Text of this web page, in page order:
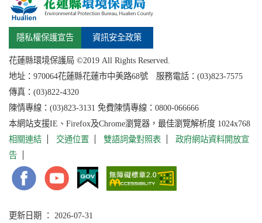
隱私權保護宣告 資訊安全政策
花蓮縣環境保護局 ©2019 All Rights Reserved.
地址： 970064花蓮縣花蓮市中美路68號 服務電話：(03)823-7575
傳真：(03)822-4320
陳情專線：(03)823-3131 免費陳情專線：0800-066666
本網站支援IE、Firefox及Chrome瀏覽器，最佳瀏覽解析度 1024x768
相關連結
交通位置 雙語詞彙對照表
政府網站資料開放宣
告
更新日期 ： 2026-07-31